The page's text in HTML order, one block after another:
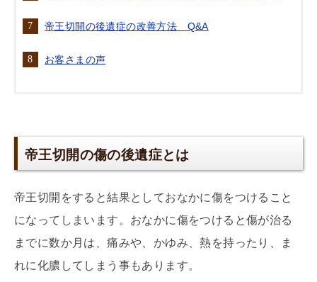
帝王切開の後遺症の改善方法 Q&A
お客さまの声
帝王切開の傷の後遺症とは
帝王切開をすると結果としておなかに傷をつけること
になってしまいます。おなかに傷をつけると傷が治る
までに数か月は、痛みや、かゆみ、熱を持ったり、ま
れに化膿してしまう事もあります。